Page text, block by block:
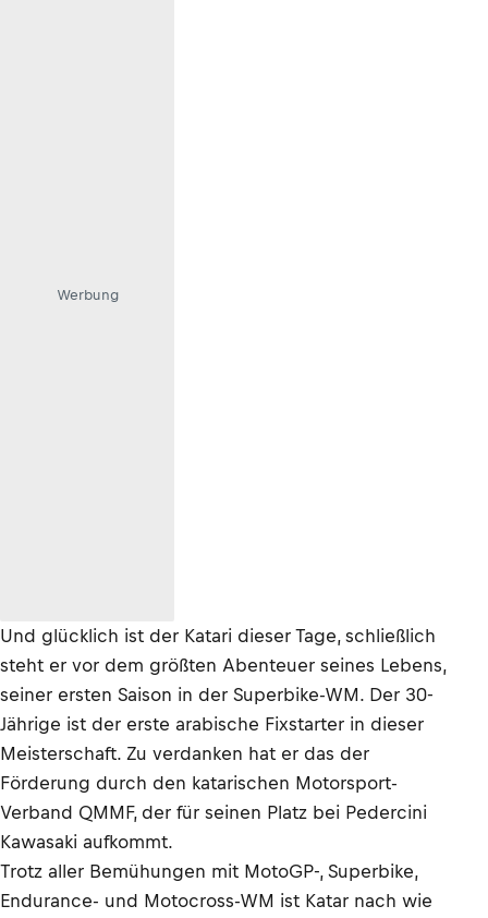
Werbung
Und glücklich ist der Katari dieser Tage, schließlich
steht er vor dem größten Abenteuer seines Lebens,
seiner ersten Saison in der Superbike-WM. Der 30-
Jährige ist der erste arabische Fixstarter in dieser
Meisterschaft. Zu verdanken hat er das der
Förderung durch den katarischen Motorsport-
Verband QMMF, der für seinen Platz bei Pedercini
Kawasaki aufkommt.
Trotz aller Bemühungen mit MotoGP-, Superbike,
Endurance- und Motocross-WM ist Katar nach wie